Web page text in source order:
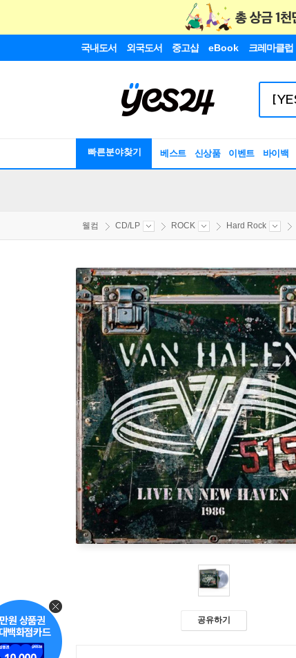
국내도서 외국도서 중고샵 eBook 크레마클럽
빠른분야찾기 베스트 신상품 이벤트 바이백
웰컴 CD/LP ROCK Hard Rock
공유하기